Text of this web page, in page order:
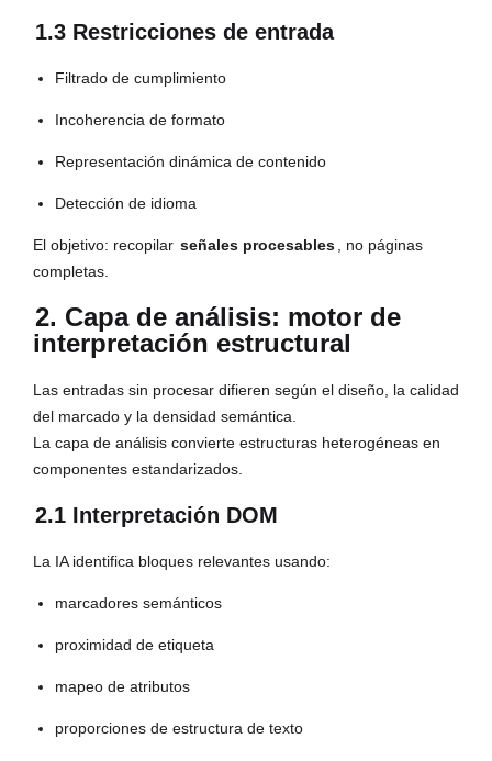
1.3 Restricciones de entrada
Filtrado de cumplimiento
Incoherencia de formato
Representación dinámica de contenido
Detección de idioma
El objetivo: recopilar señales procesables, no páginas
completas.
2. Capa de análisis: motor de
interpretación estructural
Las entradas sin procesar difieren según el diseño, la calidad
del marcado y la densidad semántica.
La capa de análisis convierte estructuras heterogéneas en
componentes estandarizados.
2.1 Interpretación DOM
La IA identifica bloques relevantes usando:
marcadores semánticos
proximidad de etiqueta
mapeo de atributos
proporciones de estructura de texto